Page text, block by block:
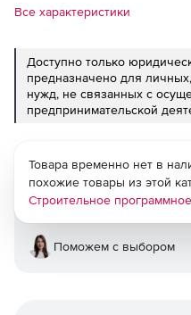
Все характеристики
Доступно только
предназначено для
нужд, не связанных с
предпринимательской
Товара временно нет в
похожие товары из этой
Строительное
Поможем с выбором